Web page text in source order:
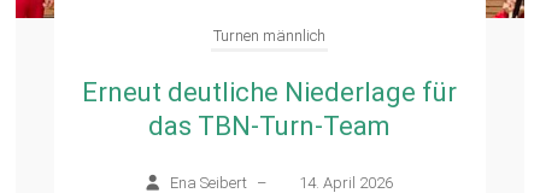
Turnen männlich
Erneut deutliche Niederlage für
das TBN-Turn-Team
Ena Seibert – 14. April 2026